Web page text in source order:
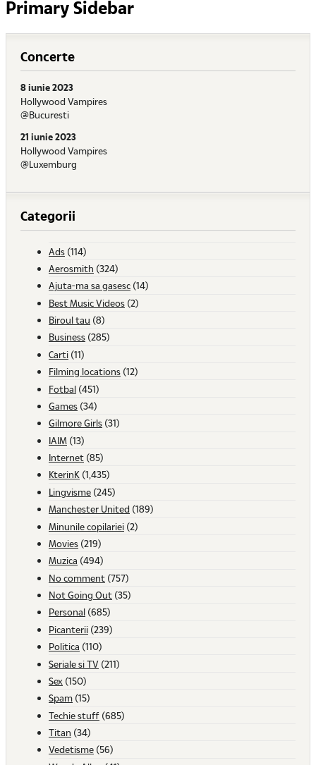
Primary Sidebar
Concerte
8 iunie 2023
Hollywood Vampires
@Bucuresti
21 iunie 2023
Hollywood Vampires
@Luxemburg
Categorii
Ads (114)
Aerosmith (324)
Ajuta-ma sa gasesc (14)
Best Music Videos (2)
Biroul tau (8)
Business (285)
Carti (11)
Filming locations (12)
Fotbal (451)
Games (34)
Gilmore Girls (31)
IAIM (13)
Internet (85)
KterinK (1,435)
Lingvisme (245)
Manchester United (189)
Minunile copilariei (2)
Movies (219)
Muzica (494)
No comment (757)
Not Going Out (35)
Personal (685)
Picanterii (239)
Politica (110)
Seriale si TV (211)
Sex (150)
Spam (15)
Techie stuff (685)
Titan (34)
Vedetisme (56)